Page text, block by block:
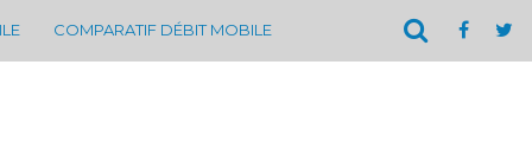
COMPARATIF DÉBIT MOBILE